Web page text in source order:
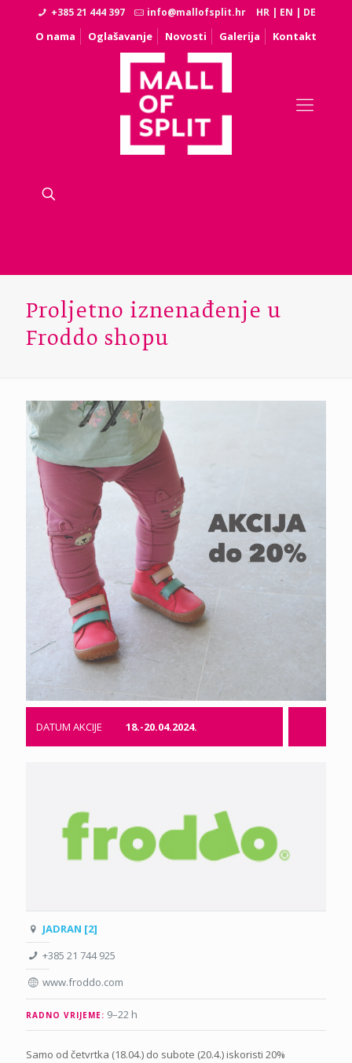
+385 21 444 397 info@mallofsplit.hr HR | EN | DE
O nama Oglašavanje Novosti Galerija Kontakt
Proljetno iznenađenje u
Froddo shopu
DATUM AKCIJE 18.-20.04.2024.
JADRAN [2]
+385 21 744 925
www.froddo.com
RADNO VRIJEME: 9–22 h
Samo od četvrtka (18.04.) do subote (20.4.) iskoristi 20%